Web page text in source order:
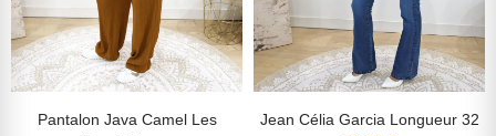
Pantalon Java Camel Les
Jean Célia Garcia Longueur 32